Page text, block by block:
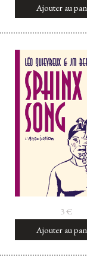
Ajouter au
3€
Ajouter au